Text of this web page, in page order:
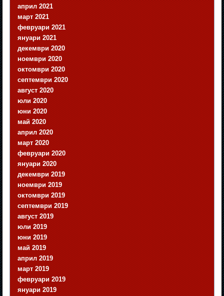
април 2021
март 2021
февруари 2021
януари 2021
декември 2020
ноември 2020
октомври 2020
септември 2020
август 2020
юли 2020
юни 2020
май 2020
април 2020
март 2020
февруари 2020
януари 2020
декември 2019
ноември 2019
октомври 2019
септември 2019
август 2019
юли 2019
юни 2019
май 2019
април 2019
март 2019
февруари 2019
януари 2019